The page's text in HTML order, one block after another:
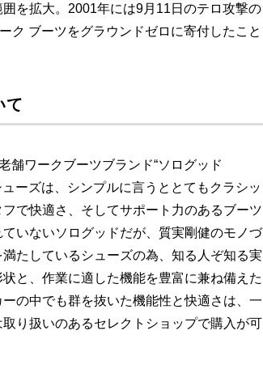
を拡大。2001年には9月11日のテロ攻撃の
ク ブーツをグラウンドゼロに寄付したこと
て
舗ワークブーツブランド“ソログッド
ーズは、シンプルに言うととてもクラシッ
で快適さ、そしてサポート力のあるブーツ
いないソログッドだが、質実剛健のモノづ
たしているシューズの為、知る人ぞ知る実
と、作業に適した機能を豊富に兼ね備えた
の中でも群を抜いた機能性と快適さは、一
り扱いのあるセレクトショップで購入が可